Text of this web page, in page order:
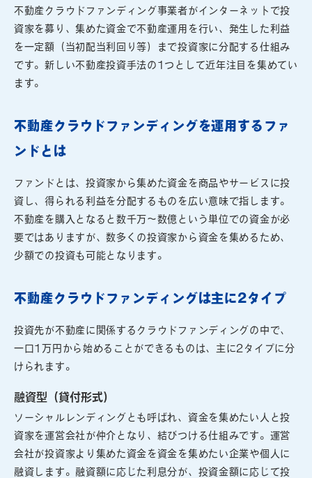
不動産クラウドファンディング事業者がインターネットで投
資家を募り、集めた資金で不動産運用を行い、発生した利益
を一定額（当初配当利回り等）まで投資家に分配する仕組み
です。新しい不動産投資手法の1つとして近年注目を集めてい
ます。
不動産クラウドファンディングを運用するファ
ンドとは
ファンドとは、投資家から集めた資金を商品やサービスに投
資し、得られる利益を分配するものを広い意味で指します。
不動産を購入となると数千万～数億という単位での資金が必
要ではありますが、数多くの投資家から資金を集めるため、
少額での投資も可能となります。
不動産クラウドファンディングは主に2タイプ
投資先が不動産に関係するクラウドファンディングの中で、
一口1万円から始めることができるものは、主に2タイプに分
けられます。
融資型（貸付形式）
ソーシャルレンディングとも呼ばれ、資金を集めたい人と投
資家を運営会社が仲介となり、結びつける仕組みです。運営
会社が投資家より集めた資金を資金を集めたい企業や個人に
融資します。融資額に応じた利息分が、投資金額に応じて投